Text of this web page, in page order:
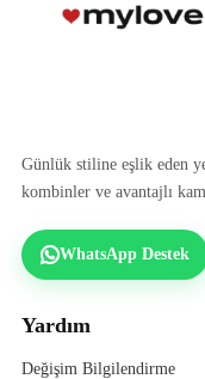
Günlük stiline eşlik eden
kombinler ve avantajlı
WhatsApp Destek
Yardım
Değişim Bilgilendirme